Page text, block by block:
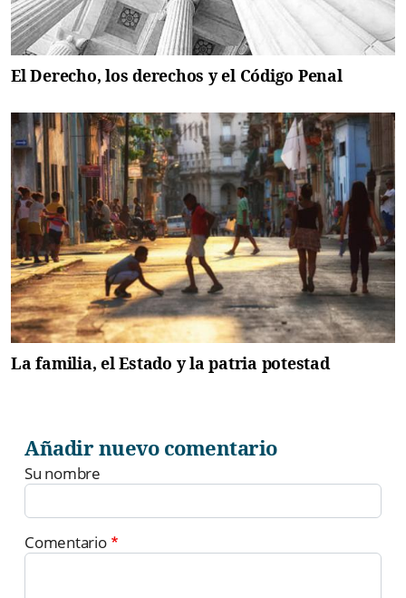
El Derecho, los derechos y el Código Penal
La familia, el Estado y la patria potestad
Añadir nuevo comentario
Su nombre
Comentario